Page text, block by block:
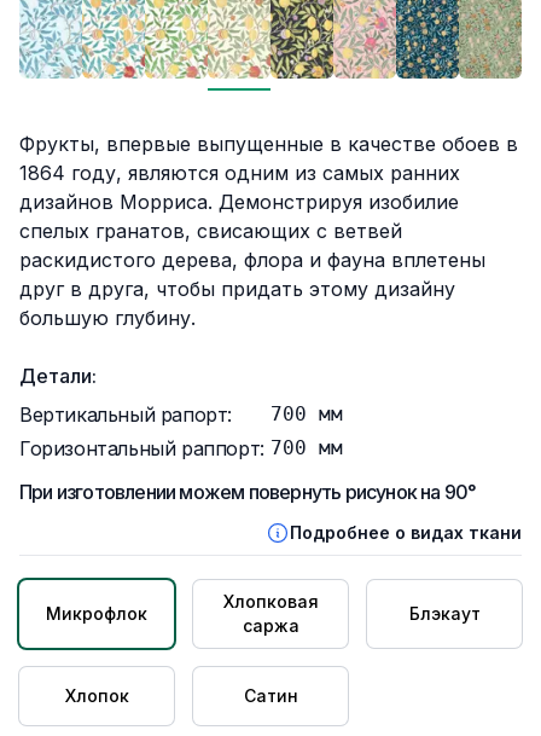
Описание
Фрукты, впервые выпущенные в качестве обоев в
1864 году, являются одним из самых ранних
дизайнов Морриса. Демонстрируя изобилие
спелых гранатов, свисающих с ветвей
раскидистого дерева, флора и фауна вплетены
друг в друга, чтобы придать этому дизайну
большую глубину.
Детали:
Вертикальный рапорт:
700 мм
Горизонтальный раппорт: 700 мм
При изготовлении можем повернуть рисунок на 90°
Подробнее о видах ткани
Микрофлок
Хлопковая
саржа
Блэкаут
Хлопок Сатин